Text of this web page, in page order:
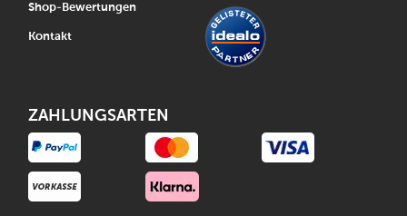
Shop-Bewertungen
Kontakt
ZAHLUNGSARTEN